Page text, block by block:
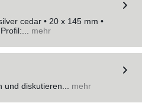
cedar • 20 x 145 mm •
mehr
und diskutieren... mehr